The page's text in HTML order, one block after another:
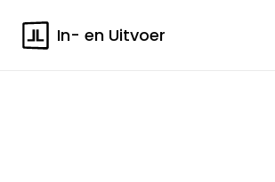
In- en Uitvoer